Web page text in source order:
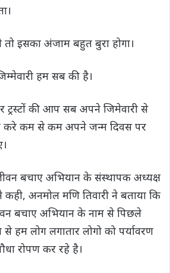
इसका अंजाम बहुत बुरा होगा।
हम सब की है।
ट्रस्टों की आप सब अपने जिमेवारी से
करे कम से कम अपने जन्म दिवस पर
बचाए अभियान के संस्थापक अध्यक्ष
कही, अनमोल मणि तिवारी ने बताया कि
बचाए अभियान के नाम से पिछले
हम लोग लगातार लोगो को पर्यावरण
रोपण कर रहे है।